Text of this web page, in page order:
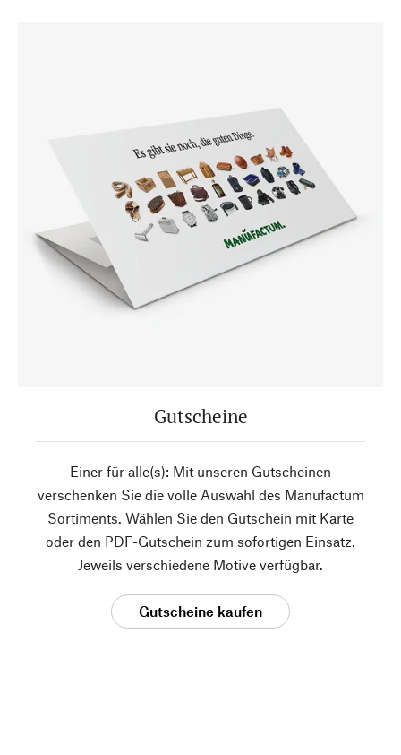
Gutscheine
Einer für alle(s): Mit unseren Gutscheinen
verschenken Sie die volle Auswahl des Manufactum
Sortiments. Wählen Sie den Gutschein mit Karte
oder den PDF-Gutschein zum sofortigen Einsatz.
Jeweils verschiedene Motive verfügbar.
Gutscheine kaufen